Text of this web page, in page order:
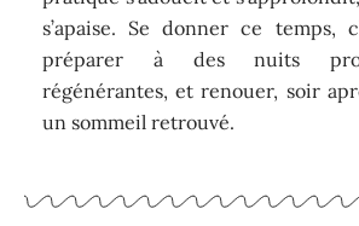
s’apaise. Se donner ce temps,
préparer à des nuits
régénérantes, et renouer, soir
un sommeil retrouvé.